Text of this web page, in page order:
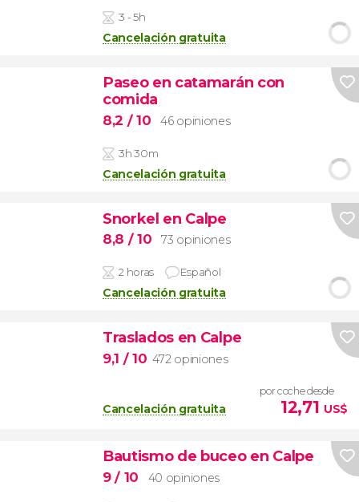
3 - 5h
Cancelación gratuita
Paseo en catamarán con
comida
8,2 / 10 46 opiniones
3h 30m
Cancelación gratuita
Snorkel en Calpe
8,8 / 10 73 opiniones
2 horas Español
Cancelación gratuita
Traslados en Calpe
9,1 / 10 472 opiniones
Cancelación gratuita
por coche desde
12,71 US$
Bautismo de buceo en Calpe
9/ 10 40 opiniones